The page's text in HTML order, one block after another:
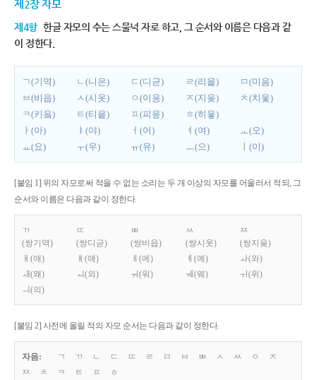
제2장 자모
제4항 한글 자모의 수는 스물넉 자로 하고, 그 순서와 이름은 다음과 같
이 정한다.
ㄱ(기역) ㄴ(니은) ㄷ(디귿) ㄹ(리을)
ㅁ(미음)
ㅂ(비읍)
ㅅ(시옷) ㅇ(이응) ㅈ(지읒)
ㅊ(치읓)
ㅋ(키읔)
ㅌ(티읕) ㅍ(피읖)
ㅎ(히읗)
ㅏ(아)
ㅑ(야) ㅓ(어) ㅕ(여)
ㅗ(오)
ㅛ(요)
ㅜ(우) ㅠ(유) ㅡ(으) ㅣ(이)
[붙임 1] 위의 자모로써 적을 수 없는 소리는 두 개 이상의 자모를 어울러서 적되, 그
순서와 이름은 다음과 같이 정한다.
ㄲ
(쌍기역)
ㄸ
(쌍디귿)
ㅃ
(쌍비읍)
ㅆ
(쌍시옷)
ㅉ
(쌍지읒)
ㅐ(애)
ㅒ(얘) ㅔ(에) ㅖ(예)
ㅘ(와)
ㅙ(왜)
ㅚ(외) ㅝ(워) ㅞ(웨)
ㅟ(위)
ㅢ(의)
[붙임 2] 사전에 올릴 적의 자모 순서는 다음과 같이 정한다.
자음: ㄱ ㄲ ㄴ ㄷ ㄸ ㄹ ㅁ ㅂ ㅃ ㅅ ㅆ ㅇ
ㅈ
ㅉ
ㅊ ㅋ ㅌ ㅍ
ㅎ